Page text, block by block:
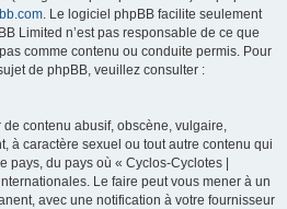
. Le logiciel phpBB facilite seulement
Limited n’est pas responsable de ce que
comme contenu ou conduite permis. Pour
de phpBB, veuillez consulter :
contenu abusif, obscène, vulgaire,
à caractère sexuel ou tout autre contenu qui
pays, du pays où « Cyclos-Cyclotes |
Le faire peut vous mener à un
avec une notification à votre fournisseur